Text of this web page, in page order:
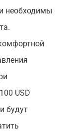
необходимы
USD
будут